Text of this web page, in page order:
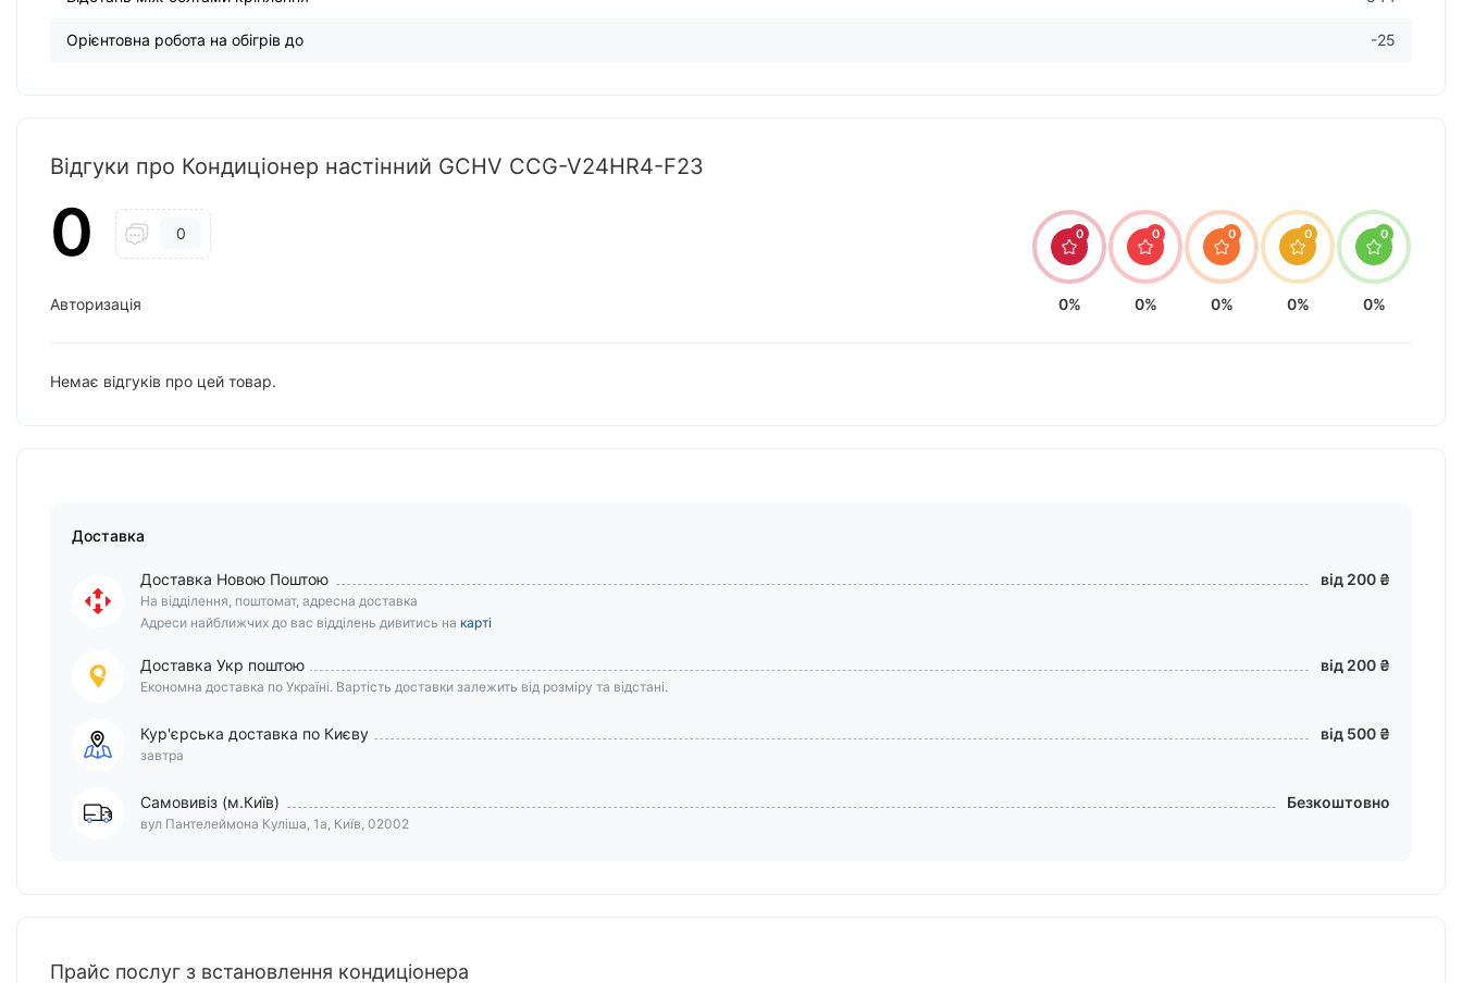
Орієнтовна робота на обігрів до -25
Відгуки про Кондиціонер настінний GCHV CCG-V24HR4-F23
0 0
Авторизація
0
0%
0
0%
0
0%
0
0%
0
0%
Немає відгуків про цей товар.
Доставка
Доставка Новою Поштою
На відділення, поштомат, адресна доставка
Адреси найближчих до вас відділень дивитись на карті
від 200 ₴
Доставка Укр поштою
Економна доставка по Україні. Вартість доставки залежить від розміру та відстані.
від 200 ₴
Кур'єрська доставка по Києву
завтра
від 500 ₴
Самовивіз (м.Київ)
вул Пантелеймона Куліша, 1а, Київ, 02002
Безкоштовно
Прайс послуг з встановлення кондиціонера